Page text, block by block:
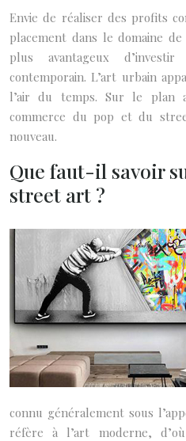
Envie de réaliser des profits
placement dans le domaine
plus avantageux
contemporain. L’art urbain
l’air du temps. Sur le plan
commerce du pop et du
nouveau.
Que faut-il savoir
street art ?
connu généralement sous
réfère à l’art moderne,